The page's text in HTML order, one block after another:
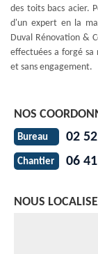
des toits bacs acier.
d'un expert en la
Duval Rénovation &
effectuées a forgé
et sans engagement.
NOS
Bureau 02
Chantier 06
NOUS